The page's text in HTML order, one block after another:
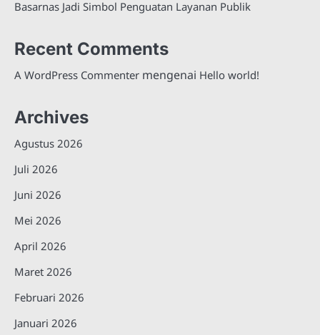
Basarnas Jadi Simbol Penguatan Layanan Publik
Recent Comments
A WordPress Commenter mengenai Hello world!
Archives
Agustus 2026
Juli 2026
Juni 2026
Mei 2026
April 2026
Maret 2026
Februari 2026
Januari 2026